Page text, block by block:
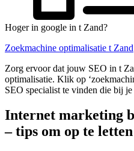
Hoger in google in t Zand?
Zoekmachine optimalisatie t Zand
Zorg ervoor dat jouw SEO in t
optimalisatie. Klik op
SEO specialist te vinden die bij je
Internet marketing
– tips om op te letten